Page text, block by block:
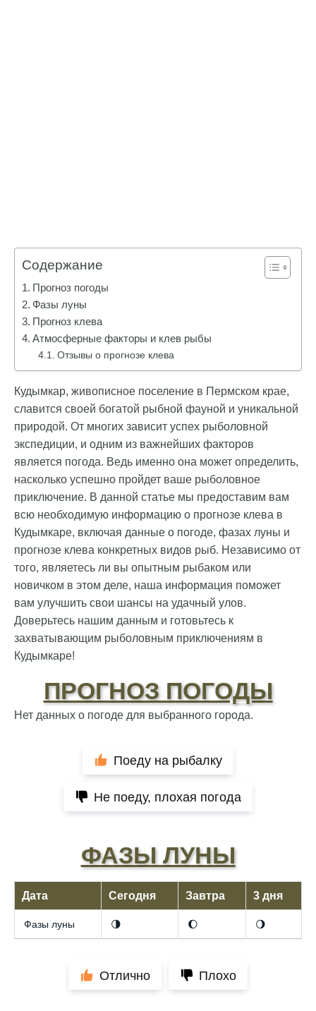
Содержание
Прогноз погоды
Фазы луны
Прогноз клева
Атмосферные факторы и клев рыбы
Отзывы о прогнозе клева
Кудымкар, живописное поселение в Пермском крае,
славится своей богатой рыбной фауной и уникальной
природой. От многих зависит успех рыболовной
экспедиции, и одним из важнейших факторов
является погода. Ведь именно она может определить,
насколько успешно пройдет ваше рыболовное
приключение. В данной статье мы предоставим вам
всю необходимую информацию о прогнозе клева в
Кудымкаре, включая данные о погоде, фазах луны и
прогнозе клева конкретных видов рыб. Независимо от
того, являетесь ли вы опытным рыбаком или
новичком в этом деле, наша информация поможет
вам улучшить свои шансы на удачный улов.
Доверьтесь нашим данным и готовьтесь к
захватывающим рыболовным приключениям в
Кудымкаре!
ПРОГНОЗ ПОГОДЫ
Нет данных о погоде для выбранного города.
Поеду на рыбалку
Не поеду, плохая погода
ФАЗЫ ЛУНЫ
Дата Сегодня Завтра 3 дня
Фазы луны 🌗 🌔 🌖
Отлично Плохо
Отличный прогноз клёва! Сегодня поймал
щуку весом 5 кг.
Спасибо за прогноз, сегодня уловил карпа
и окуня!